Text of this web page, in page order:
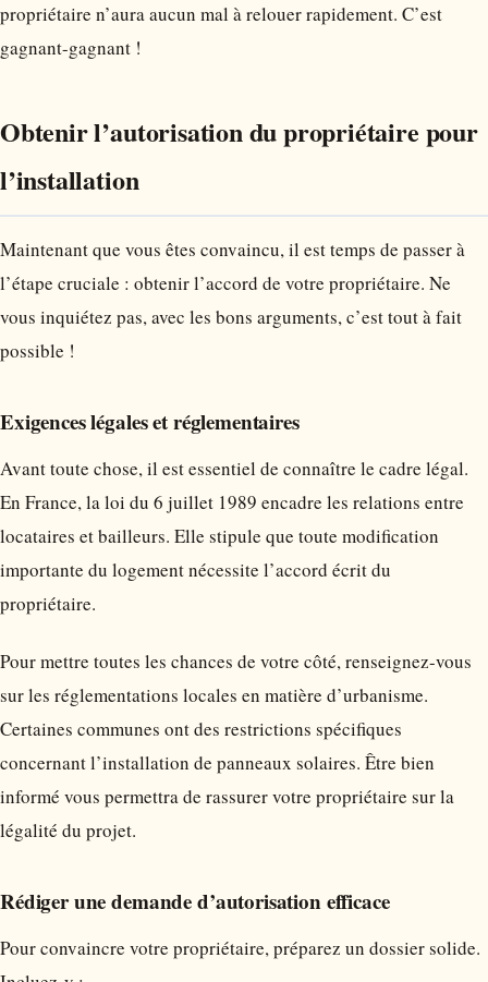
propriétaire n’aura aucun mal à relouer rapidement. C’est
gagnant-gagnant !
Obtenir l’autorisation du propriétaire pour
l’installation
Maintenant que vous êtes convaincu, il est temps de passer à
l’étape cruciale : obtenir l’accord de votre propriétaire. Ne
vous inquiétez pas, avec les bons arguments, c’est tout à fait
possible !
Exigences légales et réglementaires
Avant toute chose, il est essentiel de connaître le cadre légal.
En France, la loi du 6 juillet 1989 encadre les relations entre
locataires et bailleurs. Elle stipule que toute modification
importante du logement nécessite l’accord écrit du
propriétaire.
Pour mettre toutes les chances de votre côté, renseignez-vous
sur les réglementations locales en matière d’urbanisme.
Certaines communes ont des restrictions spécifiques
concernant l’installation de panneaux solaires. Être bien
informé vous permettra de rassurer votre propriétaire sur la
légalité du projet.
Rédiger une demande d’autorisation efficace
Pour convaincre votre propriétaire, préparez un dossier solide.